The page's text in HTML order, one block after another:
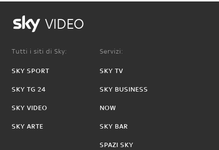
VIDEO
Tutti i siti di Sky:
SKY SPORT
SKY TG 24
SKY VIDEO
SKY ARTE
Servizi:
SKY TV
SKY BUSINESS
NOW
SKY BAR
SPAZI SKY